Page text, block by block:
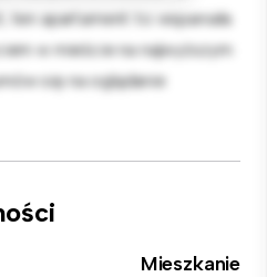
ten apartament to wspaniała
w mieście na najwyższym
się na oglądanie
Mieszkanie